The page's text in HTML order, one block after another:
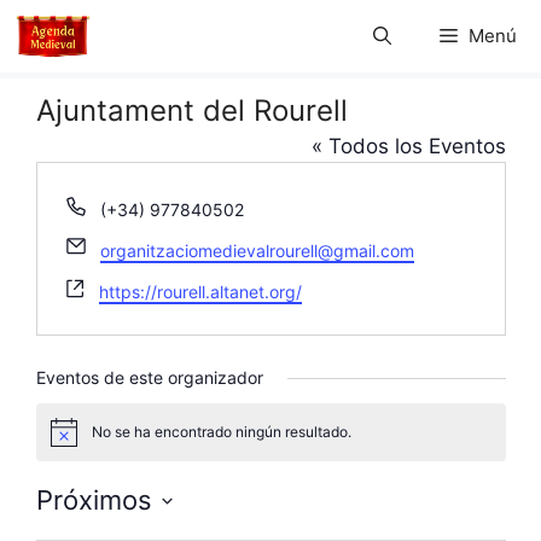
Saltar
Menú
Ajuntament del Rourell
« Todos los Eventos
T
l
é
f
o
o
(+34) 977840502
E
a
organitzaciomedievalrourell@gmail.com
W
b
https://rourell.altanet.org/
Eventos de este organizador
s
No se ha encontrado ningún resultado.
Próximos
S